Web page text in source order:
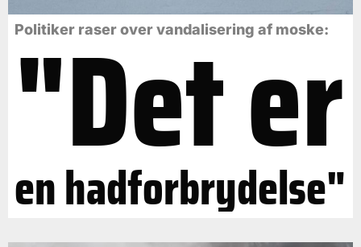
Politiker raser over vandalisering af moske:
"Det er
en hadforbrydelse"